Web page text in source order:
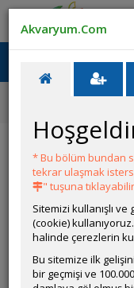
Ana Menü
Ana Sayfa
Forum
Işık CO2 ve
YENİ KONU AÇ
KONULAR
Açan
Led
Akvaryum.Com
* Bu bölüm bundan
tekrar ulaşmak
" tuşuna
Sitemizi kullanışlı
(cookie)
halinde çerezlerin
Bu sitemize ilk
bir geçmişi ve